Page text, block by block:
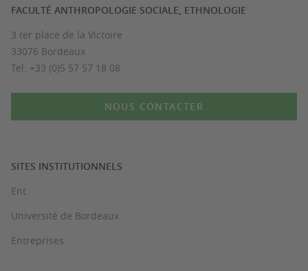
FACULTÉ ANTHROPOLOGIE SOCIALE, ETHNOLOGIE
3 ter place de la Victoire
33076 Bordeaux
Tel: +33 (0)5 57 57 18 08
NOUS CONTACTER
SITES INSTITUTIONNELS
Ent
Université de Bordeaux
Entreprises